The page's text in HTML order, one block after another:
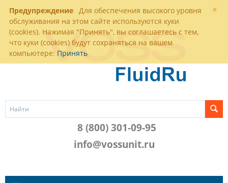
×
Предупреждение Для обеспечения высокого уровня
обслуживания на этом сайте используются куки
(cookies). Нажимая "Принять", вы соглашаетесь с тем,
что куки (cookies) будут сохраняться на вашем
компьютере: Принять
8 (800) 301-09-95
info@vossunit.ru